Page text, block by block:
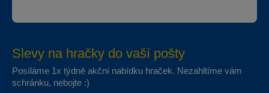
Slevy na hračky do vaší pošty
Posíláme 1x týdně akční nabídku hraček. Nezahltíme vám
schránku, nebojte :)